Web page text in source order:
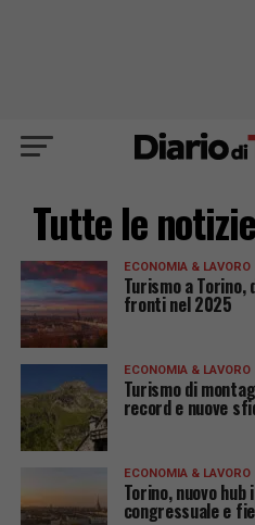
Tutte le
ECONOMIA & LAVORO
Turismo a
fronti nel 2025
ECONOMIA & LAVORO
Turismo di
record e nuove
ECONOMIA & LAVORO
Torino, nuovo
congressuale e